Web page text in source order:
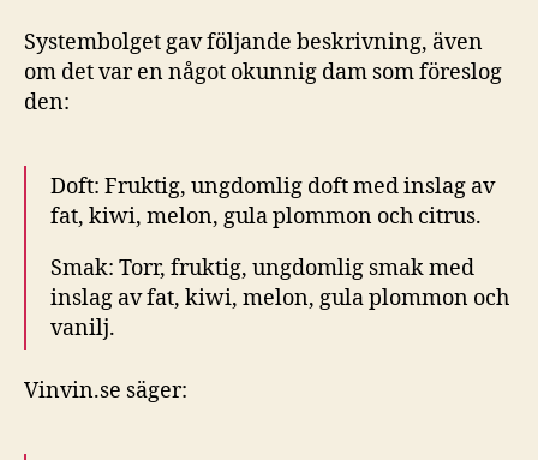
Systembolget gav följande beskrivning, även
om det var en något okunnig dam som föreslog
den:
Doft: Fruktig, ungdomlig doft med inslag av
fat, kiwi, melon, gula plommon och citrus.
Smak: Torr, fruktig, ungdomlig smak med
inslag av fat, kiwi, melon, gula plommon och
vanilj.
Vinvin.se säger: